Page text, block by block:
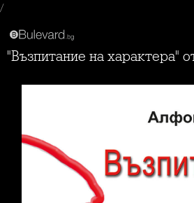
/
"Възпитание на характера"